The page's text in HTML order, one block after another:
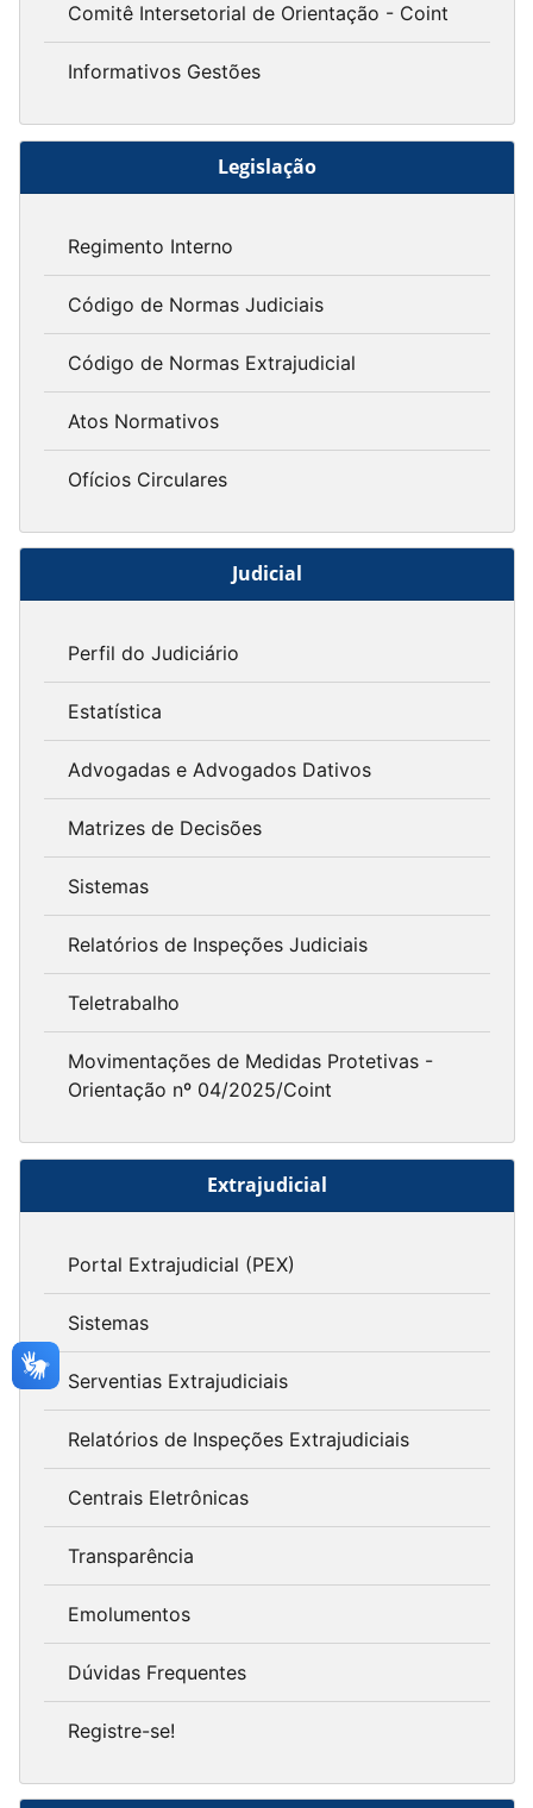
Comitê Intersetorial de Orientação - Coint
Informativos Gestões
Legislação
Regimento Interno
Código de Normas Judiciais
Código de Normas Extrajudicial
Atos Normativos
Ofícios Circulares
Judicial
Perfil do Judiciário
Estatística
Advogadas e Advogados Dativos
Matrizes de Decisões
Sistemas
Relatórios de Inspeções Judiciais
Teletrabalho
Movimentações de Medidas Protetivas -
Orientação nº 04/2025/Coint
Extrajudicial
Portal Extrajudicial (PEX)
Sistemas
Serventias Extrajudiciais
Relatórios de Inspeções Extrajudiciais
Centrais Eletrônicas
Transparência
Emolumentos
Dúvidas Frequentes
Registre-se!